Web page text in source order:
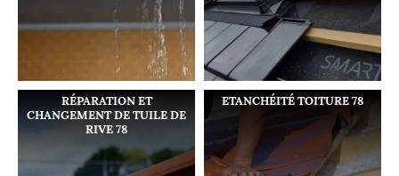
RÉPARATION ET
CHANGEMENT DE TUILE DE
RIVE 78
ETANCHÉITÉ TOITURE 78